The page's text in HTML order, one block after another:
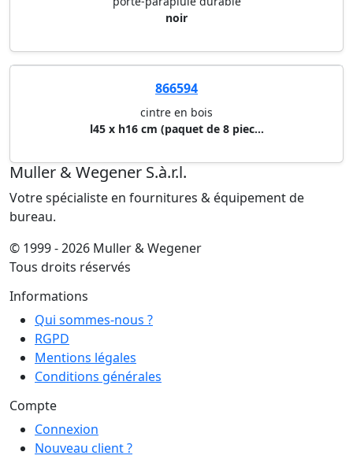
noir
866594
cintre en bois
l45 x h16 cm (paquet de 8 piec...
Muller & Wegener S.à.r.l.
Votre spécialiste en fournitures & équipement de
bureau.
© 1999 - 2026 Muller & Wegener
Tous droits réservés
Informations
Qui sommes-nous ?
RGPD
Mentions légales
Conditions générales
Compte
Connexion
Nouveau client ?